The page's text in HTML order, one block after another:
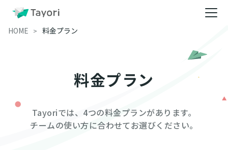
HOME 料金プラン
料金プラン
Tayoriでは、4つの料金プランがあります。
チームの使い方に合わせてお選びください。